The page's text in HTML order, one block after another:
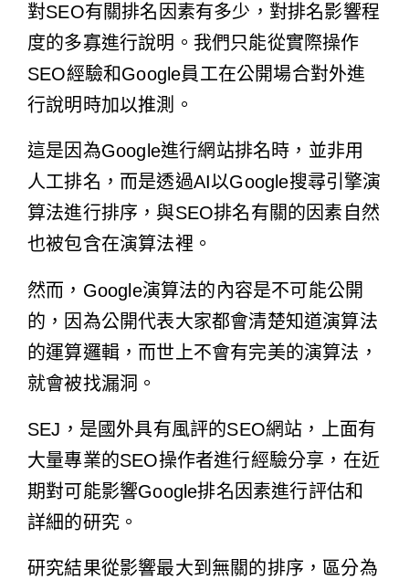
對SEO有關排名因素有多少，對排名影響程
度的多寡進行說明。我們只能從實際操作
SEO經驗和Google員工在公開場合對外進
行說明時加以推測。
這是因為Google進行網站排名時，並非用
人工排名，而是透過AI以Google搜尋引擎演
算法進行排序，與SEO排名有關的因素自然
也被包含在演算法裡。
然而，Google演算法的內容是不可能公開
的，因為公開代表大家都會清楚知道演算法
的運算邏輯，而世上不會有完美的演算法，
就會被找漏洞。
SEJ，是國外具有風評的SEO網站，上面有
大量專業的SEO操作者進行經驗分享，在近
期對可能影響Google排名因素進行評估和
詳細的研究。
研究結果從影響最大到無關的排序，區分為